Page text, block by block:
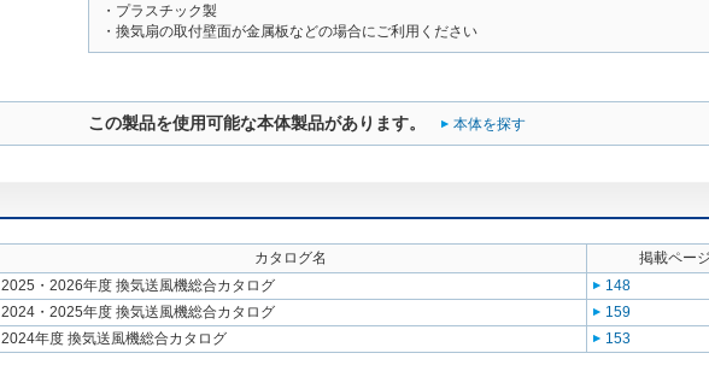
・プラスチック製
・換気扇の取付壁面が金属板などの場合にご利用ください
この製品を使用可能な本体製品があります。 本体を探す
カタログ名
掲載ペー
2025・2026年度 換気送風機総合カタログ
148
2024・2025年度 換気送風機総合カタログ
159
2024年度 換気送風機総合カタログ 153